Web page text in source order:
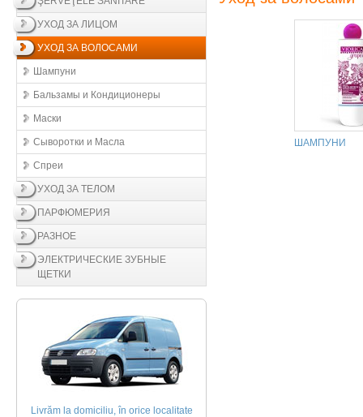
УХОД ЗА ЛИЦОМ
УХОД ЗА ВОЛОСАМИ
Шампуни
Бальзамы и Кондиционеры
Маски
Сыворотки и Масла
Спреи
УХОД ЗА ТЕЛОМ
ПАРФЮМЕРИЯ
РАЗНОЕ
ЭЛЕКТРИЧЕСКИЕ ЗУБНЫЕ
ЩЕТКИ
Livrăm la domiciliu, în orice localitate
ШАМПУНИ